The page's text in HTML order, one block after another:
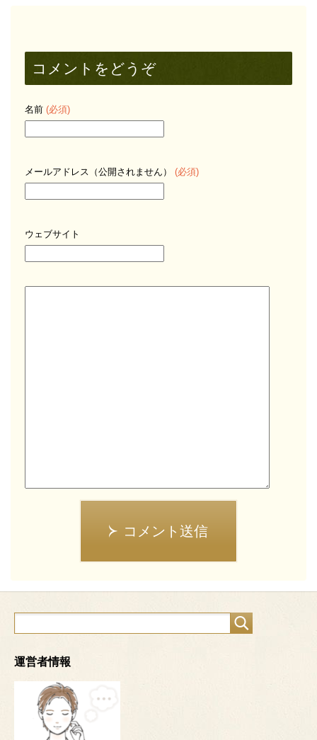
コメントをどうぞ
名前 (必須)
メールアドレス（公開されません） (必須)
ウェブサイト
コメント送信
運営者情報